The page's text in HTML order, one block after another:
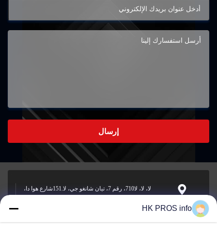
إرسال
لا، لا، لا710، رقم 7، تيان شانغو جي، لا.151شارع هوا دا،
HK PROS info